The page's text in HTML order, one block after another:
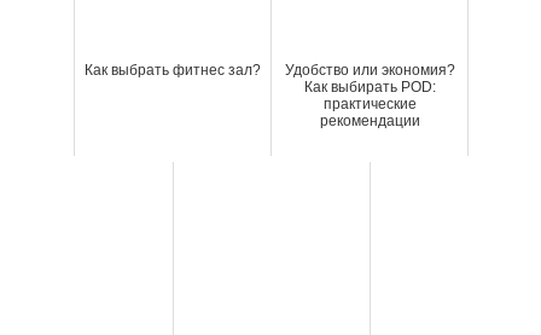
Как выбрать фитнес зал?
Удобство или экономия?
Как выбирать POD:
практические
рекомендации